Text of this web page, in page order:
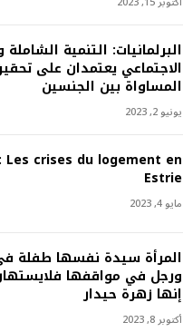
البرلمانيات: التنمية
الاجتماعي يعتمدان على
المساواة بين الجنسين
يونيو 2, 2023
Les crises du logement en
Estrie
مايو 4, 2023
المرأة سيدة نفسها طفلة
ورجل في مواقفها
إنها زهرة حيدار
أكتوبر 8, 2023